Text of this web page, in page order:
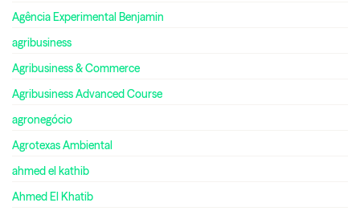
Agência Experimental Benjamin
agribusiness
Agribusiness & Commerce
Agribusiness Advanced Course
agronegócio
Agrotexas Ambiental
ahmed el kathib
Ahmed El Khatib